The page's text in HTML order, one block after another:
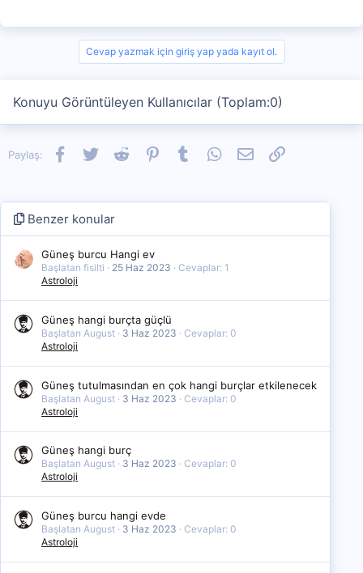
Cevap yazmak için giriş yap yada kayıt ol.
Konuyu Görüntüleyen Kullanıcılar (Toplam:0)
Paylaş: Facebook
TwitterReddit PinterestTumblrWhatsApp
E-postaLink
Benzer konular
Güneş burcu Hangi ev
Başlatan fisilti 25 Haz 2023
Cevaplar: 1
Astroloji
Güneş hangi burçta güçlü
Başlatan August 3 Haz 2023
Cevaplar: 0
Astroloji
Güneş tutulmasından en çok hangi burçlar etkilenecek
Başlatan August 3 Haz 2023
Cevaplar: 0
Astroloji
Güneş hangi burç
Başlatan August 3 Haz 2023
Cevaplar: 0
Astroloji
Güneş burcu hangi evde
Başlatan August 3 Haz 2023
Cevaplar: 0
Astroloji